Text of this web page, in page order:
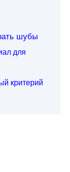
шубы
для
критерий